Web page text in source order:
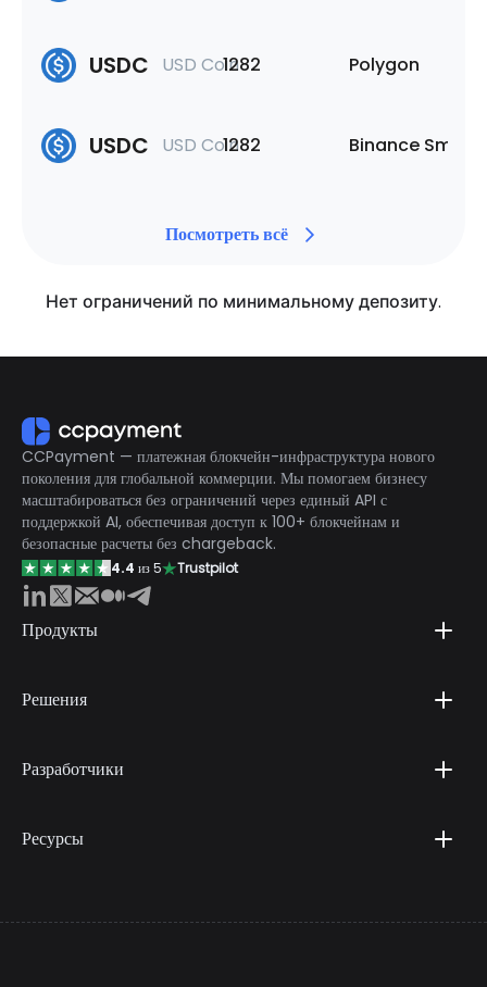
USDC USD Coin1282 Polygon
USDC USD Coin1282 Binance Smart
Посмотреть всё
Нет ограничений по минимальному депозиту.
CCPayment — платежная блокчейн-инфраструктура нового
поколения для глобальной коммерции. Мы помогаем бизнесу
масштабироваться без ограничений через единый API с
поддержкой AI, обеспечивая доступ к 100+ блокчейнам и
безопасные расчеты без chargeback.
4.4 из 5 Trustpilot
Продукты
Решения
Разработчики
Ресурсы